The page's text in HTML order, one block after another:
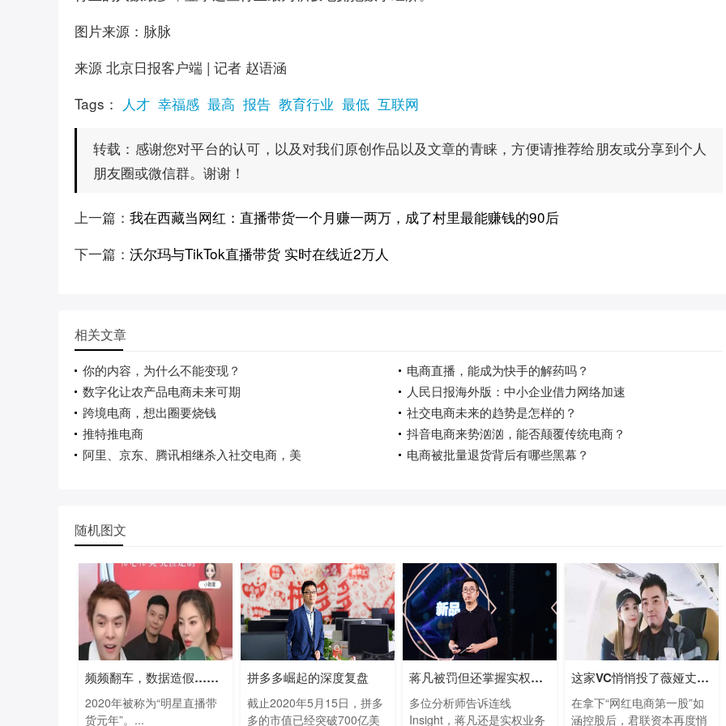
图片来源：脉脉
来源 北京日报客户端 | 记者 赵语涵
Tags：
人才 幸福感 最高 报告 教育行业 最低 互联网
转载： 感谢您对平台的认可，以及对我们原创作品以及文章的青睐，方便请推荐给朋友或分享到个人
朋友圈或微信群。谢谢！
上一篇： 我在西藏当网红：直播带货一个月赚一两万，成了村里最能赚钱的90后
下一篇： 沃尔玛与TikTok直播带货 实时在线近2万人
相关文章
你的内容，为什么不能变现？
电商直播，能成为快手的解药吗？
数字化让农产品电商未来可期
人民日报海外版：中小企业借力网络加速
跨境电商，想出圈要烧钱
社交电商未来的趋势是怎样的？
推特推电商
抖音电商来势汹汹，能否颠覆传统电商？
阿里、京东、腾讯相继杀入社交电商，美
电商被批量退货背后有哪些黑幕？
随机图文
频频翻车，数据造假…明星直播带货去年
2020年被称为“明星直播带
货元年”。...
拼多多崛起的深度复盘
截止2020年5月15日，拼多
多的市值已经突破700亿美
蒋凡被罚但还掌握实权，阿里暂时还离不
多位分析师告诉连线
Insight，蒋凡还是实权业务
这家VC悄悄投了薇娅丈夫的公司
在拿下“网红电商第一股”如
涵控股后，君联资本再度悄